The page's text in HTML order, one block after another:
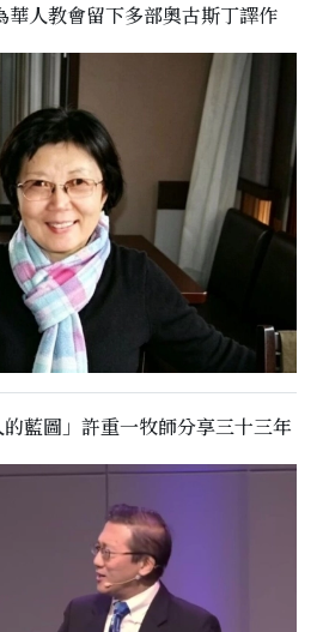
華人教會留下多部奧古斯丁譯作
的藍圖」許重一牧師分享三十三年